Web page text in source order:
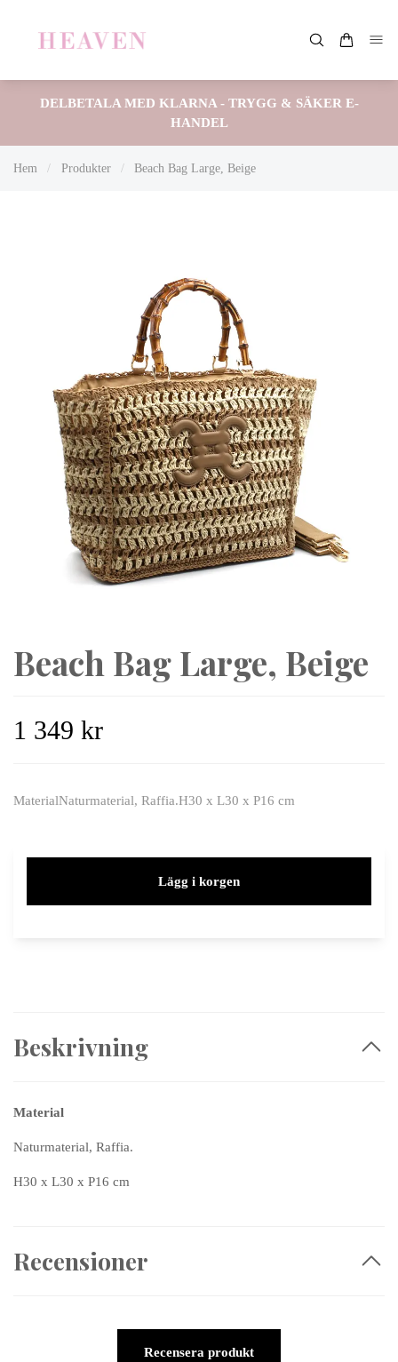
DELBETALA MED KLARNA - TRYGG & SÄKER E-
HANDEL
Hem / Produkter / Beach Bag Large, Beige
Beach Bag Large, Beige
1 349 kr
MaterialNaturmaterial, Raffia.H30 x L30 x P16 cm
Lägg i korgen
Beskrivning
Material
Naturmaterial, Raffia.
H30 x L30 x P16 cm
Recensioner
Recensera produkt